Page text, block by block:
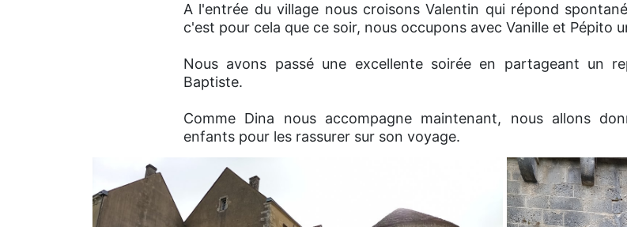
A l'entrée du village nous croisons Valentin qui répond
c'est pour cela que ce soir, nous occupons avec Vanille et Pépito
Nous avons passé une excellente soirée en partageant un
Baptiste.
Comme Dina nous accompagne maintenant, nous allons
enfants pour les rassurer sur son voyage.